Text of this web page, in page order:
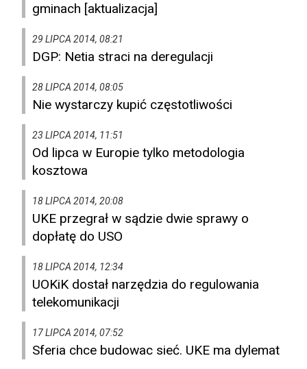
gminach [aktualizacja]
29 LIPCA 2014, 08:21
DGP: Netia straci na deregulacji
28 LIPCA 2014, 08:05
Nie wystarczy kupić częstotliwości
23 LIPCA 2014, 11:51
Od lipca w Europie tylko metodologia
kosztowa
18 LIPCA 2014, 20:08
UKE przegrał w sądzie dwie sprawy o
dopłatę do USO
18 LIPCA 2014, 12:34
UOKiK dostał narzędzia do regulowania
telekomunikacji
17 LIPCA 2014, 07:52
Sferia chce budowac sieć. UKE ma dylemat